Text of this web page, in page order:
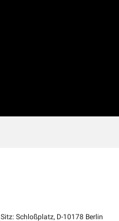
Sitz: Schloßplatz, D-10178 Berlin